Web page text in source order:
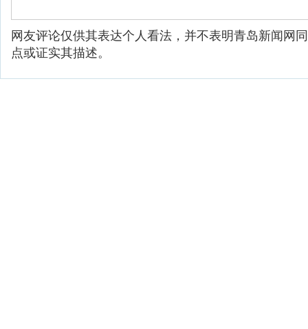
网友评论仅供其表达个人看法，并不表明青岛新闻网
点或证实其描述。